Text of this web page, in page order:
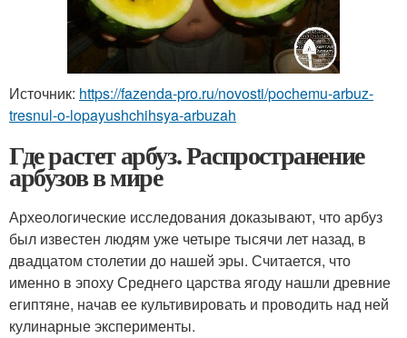
Источник: https://fazenda-pro.ru/novosti/pochemu-arbuz-
tresnul-o-lopayushchihsya-arbuzah
Где растет арбуз. Распространение
арбузов в мире
Археологические исследования доказывают, что арбуз
был известен людям уже четыре тысячи лет назад, в
двадцатом столетии до нашей эры. Считается, что
именно в эпоху Среднего царства ягоду нашли древние
египтяне, начав ее культивировать и проводить над ней
кулинарные эксперименты.